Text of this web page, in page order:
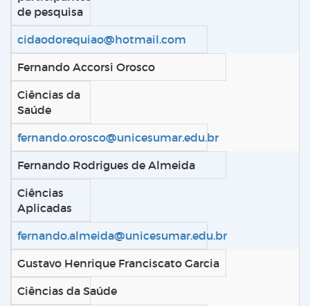
de pesquisa
cidaodorequiao@hotmail.com
Fernando Accorsi Orosco
Ciências da
Saúde
fernando.orosco@unicesumar.edu.br
Fernando Rodrigues de Almeida
Ciências
Aplicadas
fernando.almeida@unicesumar.edu.br
Gustavo Henrique Franciscato Garcia
Ciências da Saúde